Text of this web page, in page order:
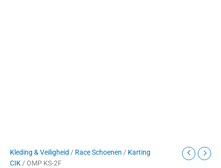
Kleding & Veiligheid / Race Schoenen / Karting
CIK/ OMP KS-2F